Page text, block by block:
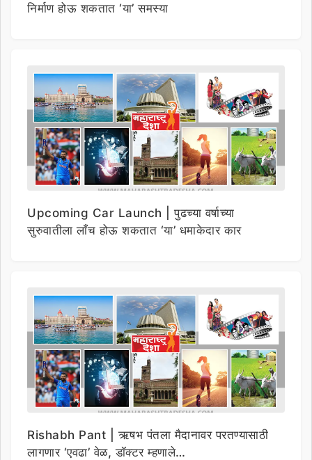
निर्माण होऊ शकतात ‘या’ समस्या
Upcoming Car Launch | पुढच्या वर्षाच्या
सुरुवातीला लाँच होऊ शकतात ‘या’ धमाकेदार कार
Rishabh Pant | ऋषभ पंतला मैदानावर परतण्यासाठी
लागणार ‘एवढा’ वेळ, डॉक्टर म्हणाले…